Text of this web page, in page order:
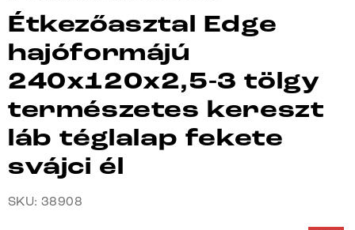
Étkezőasztal Edge
hajóformájú
240x120x2,5-3 tölgy
természetes kereszt
láb téglalap fekete
svájci él
SKU: 38908